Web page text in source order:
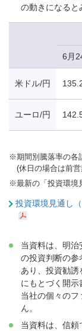
の動きになると
6月
米ドル/円
ユーロ/円
※期間別騰落率の各
(休日の場合は前営
※最新の「投資環境
投資環境見通し
当資料は、明治
の投資判断の参
あり、投資勧誘
にもとづく開
当社の個々の
ん。
当資料は、信